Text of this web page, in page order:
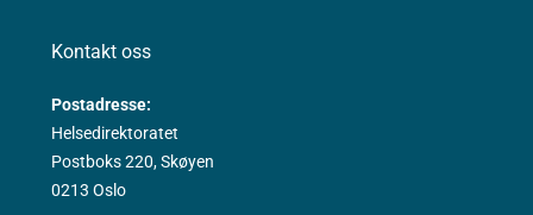
Kontakt oss
Postadresse:
Helsedirektoratet
Postboks 220, Skøyen
0213 Oslo